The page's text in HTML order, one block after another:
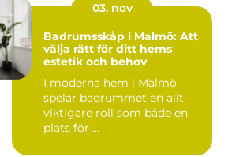
03. nov
Badrumsskåp i Malmö: Att
välja rätt för ditt hems
estetik och behov
I moderna hem i Malmö
spelar badrummet en allt
viktigare roll som både en
plats för ...